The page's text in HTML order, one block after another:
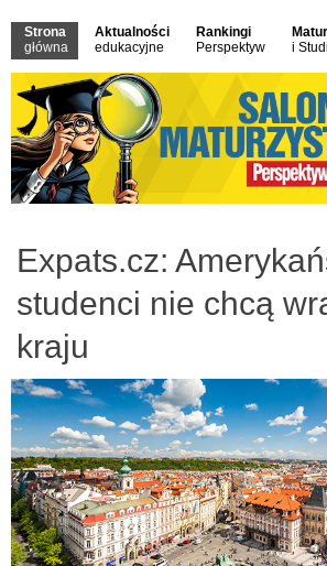
Strona
główna
Aktualności
edukacyjne
Rankingi
Perspektyw
i
Expats.cz:
studenci nie chcą
kraju